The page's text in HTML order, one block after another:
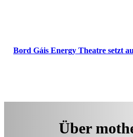
Bord Gáis Energy Theatre setzt
Über